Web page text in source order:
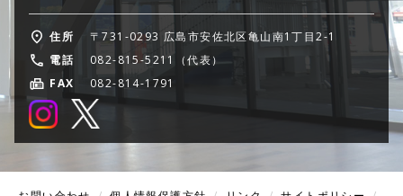
住所
〒731-0293 広島市安佐北区亀山南1丁目2-1
電話
082-815-5211（代表）
FAX
082-814-1791